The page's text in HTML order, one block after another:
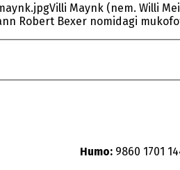
Villi Maynk (nem. Willi
Robert Bexer nomidagi
Humo: 9860 1701